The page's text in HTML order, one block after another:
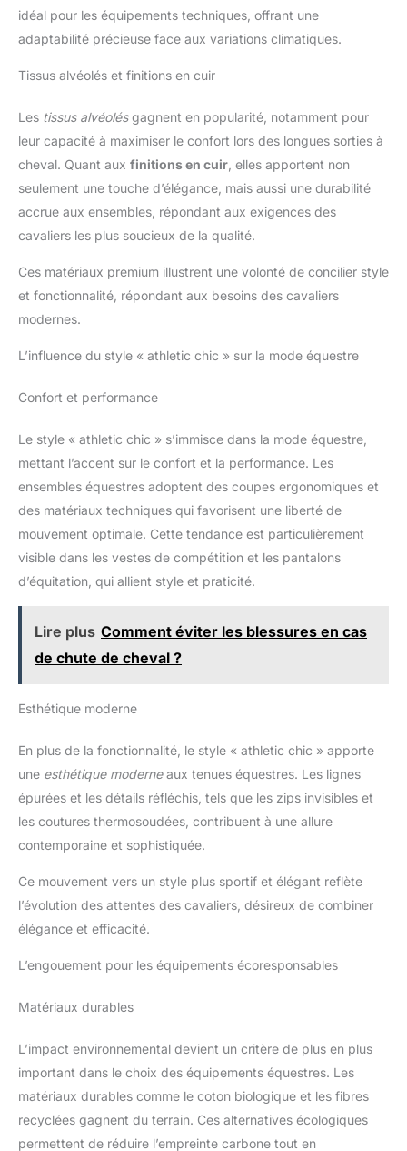
idéal pour les équipements techniques, offrant une
adaptabilité précieuse face aux variations climatiques.
Tissus alvéolés et finitions en cuir
Les tissus alvéolésgagnent en popularité, notamment pour
leur capacité à maximiser le confort lors des longues sorties à
cheval. Quant aux finitions en cuir , elles apportent non
seulement une touche d’élégance, mais aussi une durabilité
accrue aux ensembles, répondant aux exigences des
cavaliers les plus soucieux de la qualité.
Ces matériaux premium illustrent une volonté de concilier style
et fonctionnalité, répondant aux besoins des cavaliers
modernes.
L’influence du style « athletic chic » sur la mode équestre
Confort et performance
Le style « athletic chic » s’immisce dans la mode équestre,
mettant l’accent sur le confort et la performance. Les
ensembles équestres adoptent des coupes ergonomiques et
des matériaux techniques qui favorisent une liberté de
mouvement optimale. Cette tendance est particulièrement
visible dans les vestes de compétition et les pantalons
d’équitation, qui allient style et praticité.
Lire plus Comment éviter les blessures en cas
de chute de cheval ?
Esthétique moderne
En plus de la fonctionnalité, le style « athletic chic » apporte
une esthétique moderneaux tenues équestres. Les lignes
épurées et les détails réfléchis, tels que les zips invisibles et
les coutures thermosoudées, contribuent à une allure
contemporaine et sophistiquée.
Ce mouvement vers un style plus sportif et élégant reflète
l’évolution des attentes des cavaliers, désireux de combiner
élégance et efficacité.
L’engouement pour les équipements écoresponsables
Matériaux durables
L’impact environnemental devient un critère de plus en plus
important dans le choix des équipements équestres. Les
matériaux durables comme le coton biologique et les fibres
recyclées gagnent du terrain. Ces alternatives écologiques
permettent de réduire l’empreinte carbone tout en